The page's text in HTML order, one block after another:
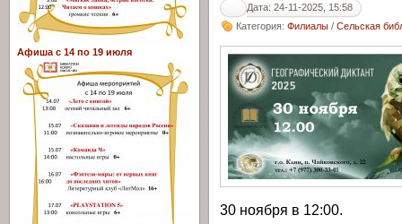
Дата: 24-11-2025, 15:58
Категория: Филиалы / Сельская
30 ноября в 12:00.
Афиша с 14 по 19 июля